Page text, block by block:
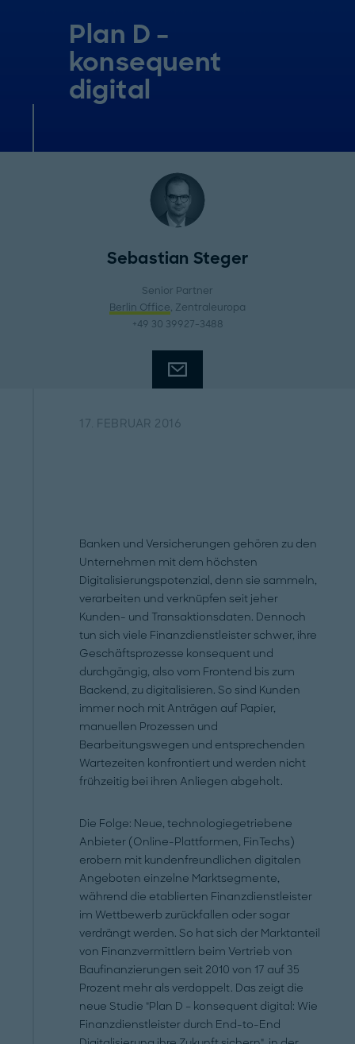
Plan D –
konsequent
digital
Sebastian Steger
Senior Partner
Berlin Office, Zentraleuropa
+49 30 39927-3488
17. FEBRUAR 2016
Banken und Versicherungen gehören zu den
Unternehmen mit dem höchsten
Digitalisierungspotenzial, denn sie sammeln,
verarbeiten und verknüpfen seit jeher
Kunden- und Transaktionsdaten. Dennoch
tun sich viele Finanzdienstleister schwer, ihre
Geschäftsprozesse konsequent und
durchgängig, also vom Frontend bis zum
Backend, zu digitalisieren. So sind Kunden
immer noch mit Anträgen auf Papier,
manuellen Prozessen und
Bearbeitungswegen und entsprechenden
Wartezeiten konfrontiert und werden nicht
frühzeitig bei ihren Anliegen abgeholt.
Die Folge: Neue, technologiegetriebene
Anbieter (Online-Plattformen, FinTechs)
erobern mit kundenfreundlichen digitalen
Angeboten einzelne Marktsegmente,
während die etablierten Finanzdienstleister
im Wettbewerb zurückfallen oder sogar
verdrängt werden. So hat sich der Marktanteil
von Finanzvermittlern beim Vertrieb von
Baufinanzierungen seit 2010 von 17 auf 35
Prozent mehr als verdoppelt. Das zeigt die
neue Studie "Plan D – konsequent digital: Wie
Finanzdienstleister durch End-to-End